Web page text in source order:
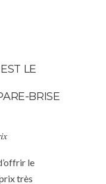
LE
BRISE
le
très